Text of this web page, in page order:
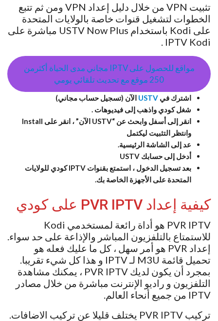
تثبيت VPN من خلال دليل إعداد VPN ومن ثم تتبع
الخطوات لتشغيل قنوات خاصة بالولايات المتحدة
على Kodi باستخدام USTV Now Plus مباشرة على
IPTV Kodi .
مواقع للحصول على IPTV مجاني مدى الحياة أكثرمن
250 موقع مع تحديث تلقائي يومي
اشترك في USTV الآن (تسجيل حساب مجاني)
شغل كودي واذهب إلى فيديوهات .
انقر إلى أسفل وابحث عن “USTV الآن” ، انقر على Install
وانتظر التثبيت ليكتمل
عد إلى الشاشة الرئيسية.
أدخل إلى حسابك USTV
بعد تسجيل الدخول ، استمتع بقنوات IPTV كودي للولايات
المتحدة على الأجهزة الخاصة بك.
كيفية إعداد PVR IPTV على كودي
PVR IPTV هو أداة رائعة لمستخدمي Kodi
للاستمتاع بالتلفزيون المباشر والإذاعة على حد سواء.
إعداد PVR هو أمر سهل ، كل ما عليك فعله هو
تحميل قائمة M3U لـ IPTV و هذا كل شيء تقريبا.
بمجرد أن يكون لديك PVR IPTV ، يمكنك مشاهدة
التلفزيون و راديو الإنترنت مباشرة من خلال مصادر
IPTV من جميع أنحاء العالم.
تركيب PVR IPTV يختلف قليلا عن تركيب الاضافات.